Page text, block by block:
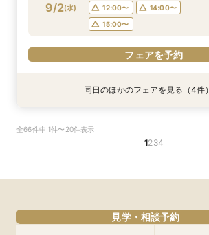
フェアを予約
フェアを予約
フェアを予約
フェアを予約
フェアを予約
フェアを予約
9/2(水)
12:00〜
14:00〜
15:00〜
フェアを予約
特典あり
9/2
ン×おもてなし体験
衣装試着 特典あり
9/2
ペットW安心相談会
衣装試着 特典あり
9/2
たり相談＆見学会
9/2
豪華5大特典付き
同日のほかのフェアを見る（4件）
全66件中 1件〜20件表示
1234
見学・相談予約